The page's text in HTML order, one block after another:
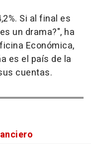
Si al final es
un drama?", ha
Económica,
es el país de la
cuentas.